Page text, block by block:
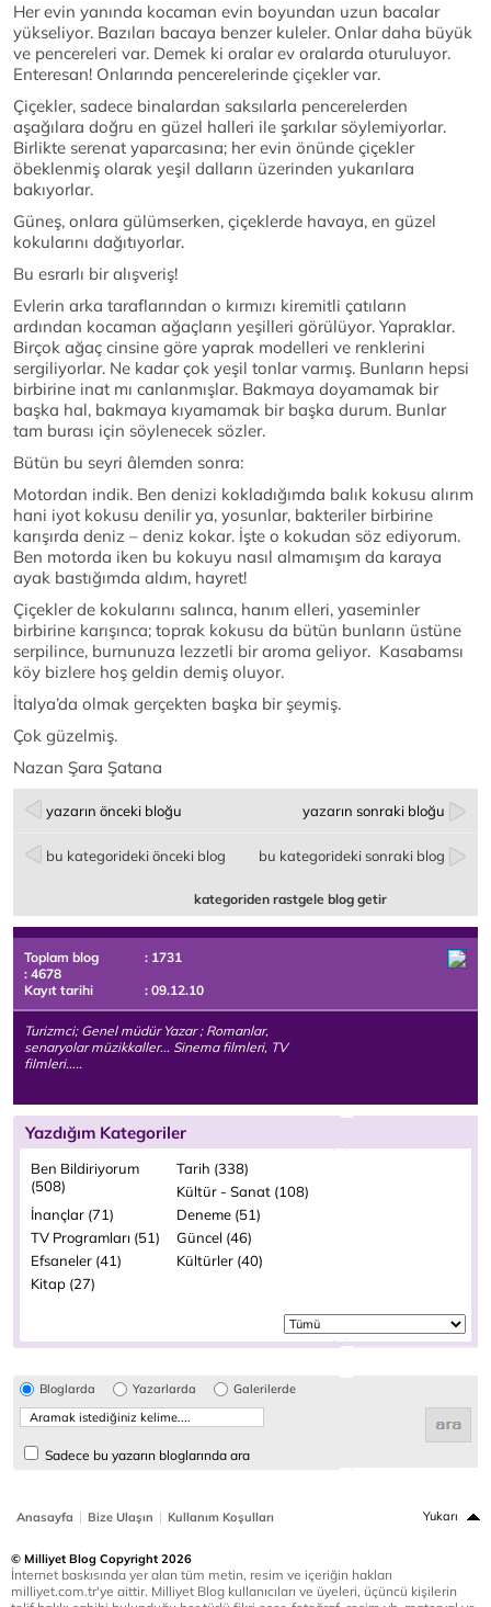
Her evin yanında kocaman evin boyundan uzun bacalar
yükseliyor. Bazıları bacaya benzer kuleler. Onlar daha büyük
ve pencereleri var. Demek ki oralar ev oralarda oturuluyor.
Enteresan! Onlarında pencerelerinde çiçekler var.
Çiçekler, sadece binalardan saksılarla pencerelerden
aşağılara doğru en güzel halleri ile şarkılar söylemiyorlar.
Birlikte serenat yaparcasına; her evin önünde çiçekler
öbeklenmiş olarak yeşil dalların üzerinden yukarılara
bakıyorlar.
Güneş, onlara gülümserken, çiçeklerde havaya, en güzel
kokularını dağıtıyorlar.
Bu esrarlı bir alışveriş!
Evlerin arka taraflarından o kırmızı kiremitli çatıların
ardından kocaman ağaçların yeşilleri görülüyor. Yapraklar.
Birçok ağaç cinsine göre yaprak modelleri ve renklerini
sergiliyorlar. Ne kadar çok yeşil tonlar varmış. Bunların hepsi
birbirine inat mı canlanmışlar. Bakmaya doyamamak bir
başka hal, bakmaya kıyamamak bir başka durum. Bunlar
tam burası için söylenecek sözler.
Bütün bu seyri âlemden sonra:
Motordan indik. Ben denizi kokladığımda balık kokusu alırım
hani iyot kokusu denilir ya, yosunlar, bakteriler birbirine
karışırda deniz – deniz kokar. İşte o kokudan söz ediyorum.
Ben motorda iken bu kokuyu nasıl almamışım da karaya
ayak bastığımda aldım, hayret!
Çiçekler de kokularını salınca, hanım elleri, yaseminler
birbirine karışınca; toprak kokusu da bütün bunların üstüne
serpilince, burnunuza lezzetli bir aroma geliyor. Kasabamsı
köy bizlere hoş geldin demiş oluyor.
İtalya’da olmak gerçekten başka bir şeymiş.
Çok güzelmiş.
Nazan Şara Şatana
yazarın önceki bloğu yazarın sonraki bloğu
bu kategorideki önceki blog bu kategorideki sonraki blog
kategoriden rastgele blog getir
Toplam blog
: 1731
: 4678
Kayıt tarihi
: 09.12.10
Turizmci; Genel müdür Yazar ; Romanlar,
senaryolar müzikkaller... Sinema filmleri, TV
filmleri.....
Yazdığım Kategoriler
Ben Bildiriyorum
(508)
Tarih (338)
Kültür - Sanat (108)
İnançlar (71)
Deneme (51)
TV Programları (51)
Güncel (46)
Efsaneler (41)
Kültürler (40)
Kitap (27)
Bloglarda Yazarlarda Galerilerde
Sadece bu yazarın bloglarında ara
Anasayfa | Bize Ulaşın | Kullanım Koşulları Yukarı
© Milliyet Blog Copyright 2026
İnternet baskısında yer alan tüm metin, resim ve içeriğin hakları
milliyet.com.tr'ye aittir. Milliyet Blog kullanıcıları ve üyeleri, üçüncü kişilerin